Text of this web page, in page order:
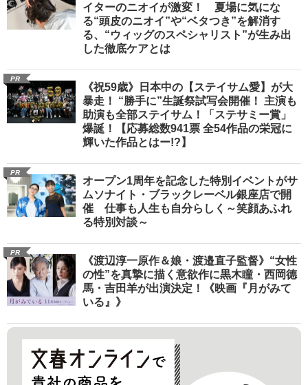
イターのニオイが激変！ 夏場に気にな
る“頭皮のニオイ”や“ベタつき”を解消す
る、“ウィッグのスペシャリスト”が生み出
した徹底ケアとは
PR
《祝59歳》日本中の【ステイサム愛】が大
暴走！ “勝手に”生誕祭試写会開催！ 主演も
助演も全部ステイサム！「ステサミー賞」
爆誕！【応募総数941票 全54作品の栄冠に
輝いた作品とはー!?】
PR
オープン1周年を記念した特別イベントがサ
ムソナイト・ブラックレーベル銀座店で開
催 仕事も人生も自分らしく～笑顔あふれ
る特別対談～
PR
《渡辺淳一原作＆娘・渡邉直子監督》“女性
の性”を真摯に描く意欲作に黒木瞳・西岡德
馬・吉田羊が出演決定！《映画『月がみて
いる』》